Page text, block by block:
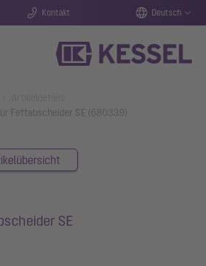
Kontakt Deutsch
Fettabscheider SE (680339)
SE